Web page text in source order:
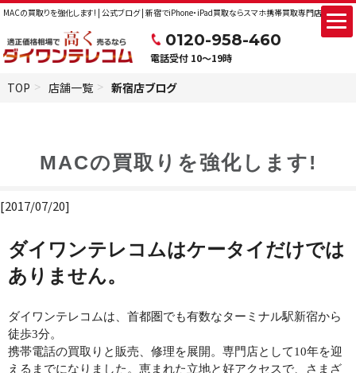
MACの買取りを強化します! | 公式ブログ | 新宿でiPhone・iPad買取ならスマホ携帯買取専門店のダイワ
0120-958-460
電話受付 10～19時
TOP 店舗一覧 新宿店ブログ
MACの買取りを強化します!
[2017/07/20]
ダイワンテレコムはケータイだけでは
ありません。
ダイワンテレコムは、首都圏でも有数なターミナル駅新宿から
徒歩3分。
携帯電話の買取りと販売、修理を展開。専門店として10年を迎
えるまでになりました。恵まれた立地と好アクセスで、さまざ